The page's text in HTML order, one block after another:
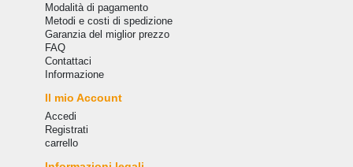
Modalità di pagamento
Metodi e costi di spedizione
Garanzia del miglior prezzo
FAQ
Сontattaci
Informazione
Il mio Account
Accedi
Registrati
carrello